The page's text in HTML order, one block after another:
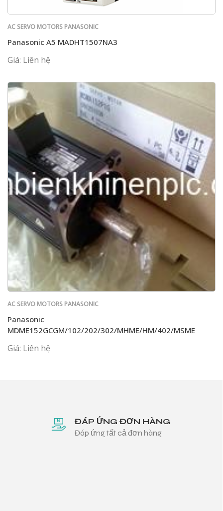
AC SERVO MOTORS PANASONIC
Panasonic A5 MADHT1507NA3
Giá: Liên hệ
AC SERVO MOTORS PANASONIC
Panasonic
MDME152GCGM/102/202/302/MHME/HM/402/MSME
Giá: Liên hệ
ĐÁP ỨNG ĐƠN HÀNG
Đáp ứng tất cả đơn hàng